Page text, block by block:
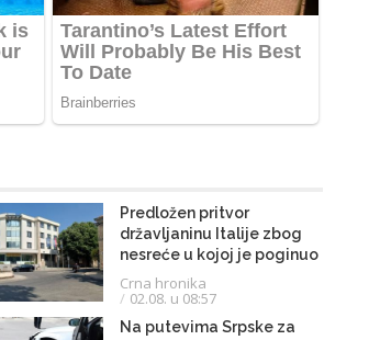
Predložen pritvor
državljaninu Italije zbog
nesreće u kojoj je poginuo
Trebinjac
Crna hronika
02.08. u 08:57
Na putevima Srpske za